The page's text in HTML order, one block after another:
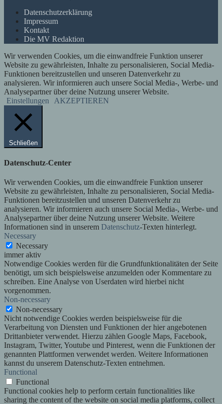
Datenschutzerklärung
Impressum
Kontakt
Die MV Redaktion
Wir verwenden Cookies, um die einwandfreie Funktion unserer
Website zu gewährleisten, Inhalte zu personalisieren, Social Media-
Funktionen bereitzustellen und unseren Datenverkehr zu
analysieren. Wir informieren auch unsere Social Media-, Werbe- und
Analysepartner über deine Nutzung unserer Website.
Einstellungen
AKZEPTIEREN
Schließen
Datenschutz-Center
Wir verwenden Cookies, um die einwandfreie Funktion unserer
Website zu gewährleisten, Inhalte zu personalisieren, Social Media-
Funktionen bereitzustellen und unseren Datenverkehr zu
analysieren. Wir informieren auch unsere Social Media-, Werbe- und
Analysepartner über deine Nutzung unserer Website. Weitere
Informationen sind in unserem Datenschutz-Texten hinterlegt.
Necessary
Necessary
immer aktiv
Notwendige Cookies werden für die Grundfunktionalitäten der Seite
benötigt, um sich beispielsweise anzumelden oder Kommentare zu
schreiben. Eine Analyse von Userdaten wird hierbei nicht
vorgenommen.
Non-necessary
Non-necessary
Nicht notwendige Cookies werden beispielsweise für die
Verarbeitung von Diensten und Funktionen der hier angebotenen
Drittanbieter verwendet. Hierzu zählen Google Maps, Facebook,
Instagram, Twitter, Youtube und Pinterest, wenn die Funktionen der
genannten Plattformen verwendet werden. Weitere Informationen
kannst du unserem Datenschutz-Texten entnehmen.
Functional
Functional
Functional cookies help to perform certain functionalities like
sharing the content of the website on social media platforms, collect